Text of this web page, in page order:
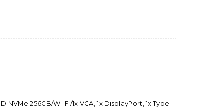
256GB/Wi-Fi/1x VGA, 1x DisplayPort, 1x Type-